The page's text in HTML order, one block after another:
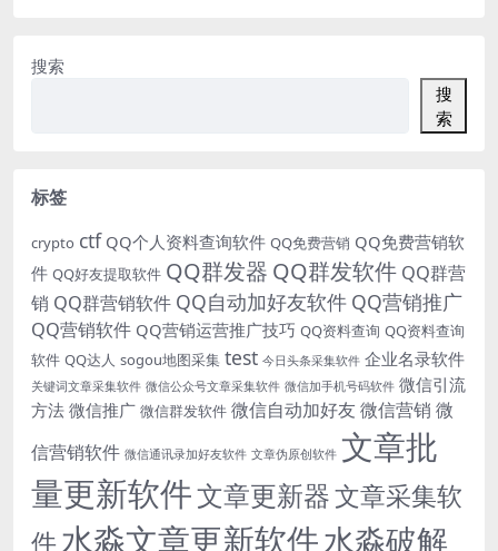
搜索
搜
索
标签
crypto ctf QQ个人资料查询软件 QQ免费营销 QQ免费营销软
件 QQ好友提取软件 QQ群发器 QQ群发软件 QQ群营
销 QQ群营销软件 QQ自动加好友软件 QQ营销推广
QQ营销软件 QQ营销运营推广技巧 QQ资料查询 QQ资料查询
软件 QQ达人 sogou地图采集 test 今日头条采集软件 企业名录软件
关键词文章采集软件 微信公众号文章采集软件 微信加手机号码软件 微信引流
方法 微信推广 微信群发软件 微信自动加好友 微信营销 微
信营销软件 微信通讯录加好友软件 文章伪原创软件 文章批
量更新软件文章更新器文章采集软
件水淼文章更新软件水淼破解